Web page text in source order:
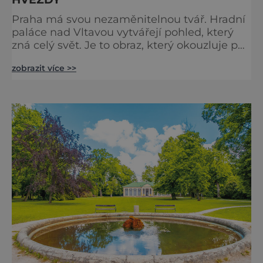
Praha má svou nezaměnitelnou tvář. Hradní
paláce nad Vltavou vytvářejí pohled, který
zná celý svět. Je to obraz, který okouzluje po
jediný Čech, který by ho neznal. Pražský hrad
metropole, má ho na seznamu mí
zobrazit více >>